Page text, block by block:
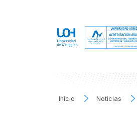
Inicio Noticias